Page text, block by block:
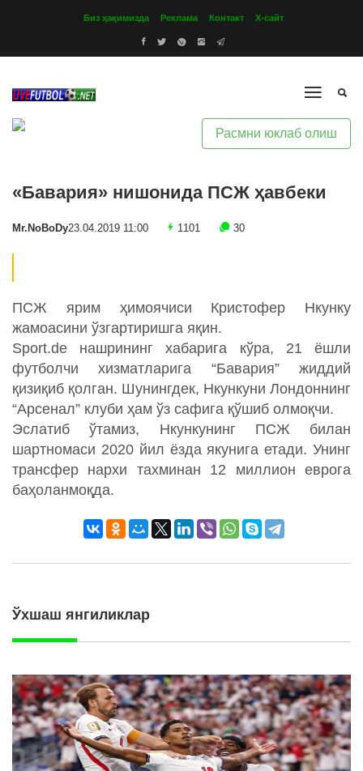
Биз ҳақимизда Реклама Контакт Х-сайт
Расмни юклаб олиш
«Бавария» нишонида ПСЖ ҳавбеки
Mr.NoBoDy23.04.2019 11:00 1101 30
ПСЖ ярим ҳимоячиси Кристофер Нкунку
жамоасини ўзгартиришга яқин.
Sport.de нашрининг хабарига кўра, 21 ёшли
футболчи хизматларига “Бавария” жиддий
қизиқиб қолган. Шунингдек, Нкункуни Лондоннинг
“Арсенал” клуби ҳам ўз сафига қўшиб олмоқчи.
Эслатиб ўтамиз, Нкункунинг ПСЖ билан
шартномаси 2020 йил ёзда якунига етади. Унинг
трансфер нархи тахминан 12 миллион еврога
баҳоланмоқда.
Ўхшаш янгиликлар